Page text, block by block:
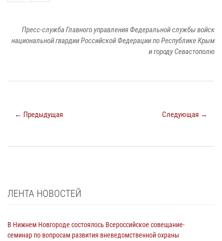
Пресс-служба Главного управления Федеральной службы войск
национальной гвардии Российской Федерации по Республике Крым
и городу Севастополю
← Предыдущая Следующая →
ЛЕНТА НОВОСТЕЙ
В Нижнем Новгороде состоялось Всероссийское совещание-
семинар по вопросам развития вневедомственной охраны